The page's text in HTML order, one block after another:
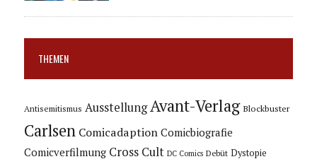
THEMEN
Antisemitismus Ausstellung Avant-Verlag Blockbuster
Carlsen Comicadaption Comicbiografie
Comicverfilmung Cross Cult DC Comics Debüt Dystopie